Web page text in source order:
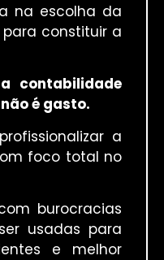
na escolha da
constituir a
contabilidade
é gasto.
a
foco total no
burocracias
usadas para
e melhor